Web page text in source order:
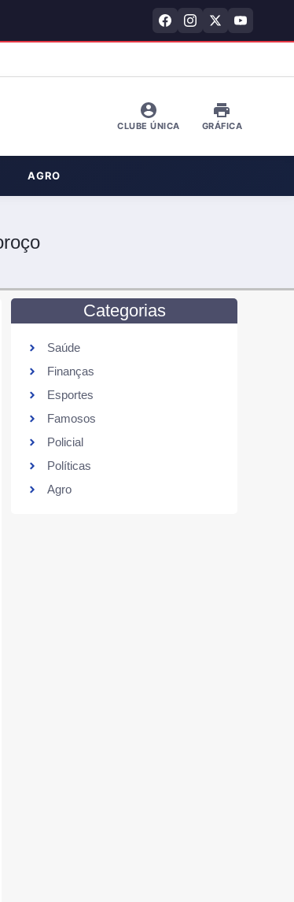
CLUBE ÚNICA GRÁFICA
AGRO
Categorias
Saúde
Finanças
Esportes
Famosos
Policial
Políticas
Agro